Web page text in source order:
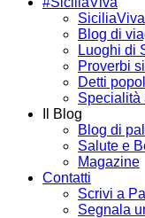
SiciliaViva
Blog di
Luoghi di
Proverbi
Detti
Specialità
Il Blog
Blog di
Salute e
Magazine
Contatti
Scrivi a
Segnala